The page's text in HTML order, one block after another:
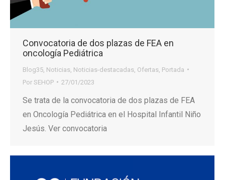
Convocatoria de dos plazas de FEA en
oncología Pediátrica
Blog35 Noticias Noticias-destacadas Ofertas Portada
Por SEHOP 27/01/2023
Se trata de la convocatoria de dos plazas de FEA
en Oncología Pediátrica en el Hospital Infantil Niño
Jesús. Ver convocatoria